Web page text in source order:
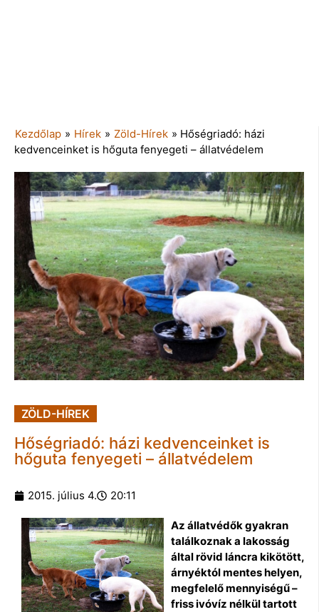
Kezdőlap » Hírek » Zöld-Hírek » Hőségriadó: házi
kedvenceinket is hőguta fenyegeti – állatvédelem
ZÖLD-HÍREK
Hőségriadó: házi kedvenceinket is
hőguta fenyegeti – állatvédelem
2015. július 4. 20:11
Az állatvédők gyakran
találkoznak a lakosság
által rövid láncra kikötött,
árnyéktól mentes helyen,
megfelelő mennyiségű –
friss ivóvíz nélkül tartott